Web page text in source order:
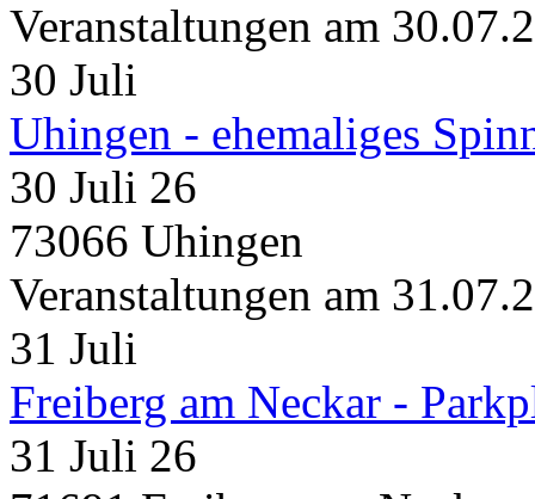
Veranstaltungen am
30 Juli
Uhingen - ehemaliges
30 Juli 26
73066 Uhingen
Veranstaltungen am
31 Juli
Freiberg am Neckar -
31 Juli 26